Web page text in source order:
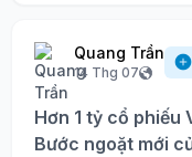
Quang Trần
14 Thg 07
Hơn 1 tỷ cổ phiếu
Bước ngoặt mới